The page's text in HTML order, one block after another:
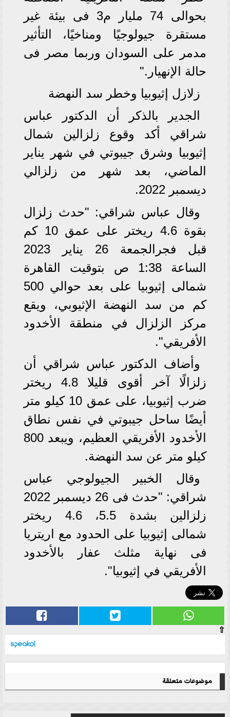
بحوالى 74 مليار م3 فى بيئة غير
مستقرة جيولوجيًا ومناخيًا، التأثير
مدمر على السودان وربما مصر فى
حالة الإنهيار."
زلازل إثيوبيا وخطر سد النهضة
الجدير بالذكر أن الدكتور عباس
شراقي أكد وقوع زلزالين شمال
إثيوبيا وشرق جيبوتي في شهر يناير
الماضي، بعد شهر من زلزالي
ديسمبر 2022.
وقال عباس شراقي: "حدث زلزال
بقوة 4.6 ريختر على عمق 10 كم
قبل فجرالجمعة 26 يناير 2023
الساعة 1:38 ص بتوقيت القاهرة
شمالى إثيوبيا على بعد حوالي 500
كم من سد النهضة الإثيوبي، ويقع
مركز الزلزال في منطقة الأخدود
الأفريقي".
وأضاف الدكتور عباس شراقي أن
زلزالًا آخر أقوى قليلا 4.8 ريختر
ضرب إثيوبيا، على عمق 10 كيلو متر
أيضًا ساحل جيبوتي في نفس نطاق
الأخدود الأفريقي العظيم، ويبعد 800
كيلو متر عن سد النهضة.
وقال الخبير الجيولوجي عباس
شراقي: "حدث فى 26 ديسمبر 2022
زلزالين بشدة 5.5، 4.6 ريختر
شمالى إثيوبيا على الحدود مع اريتريا
فى نهاية مثلث عفار بالأخدود
الأفريقي في إثيوبيا".
⇧
موضوعات متعلقة